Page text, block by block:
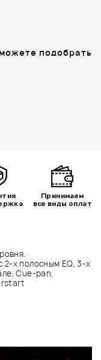
2-х полосным EQ, 3-х
Cue-pan,
подобрать
Принимаем
все виды оплат